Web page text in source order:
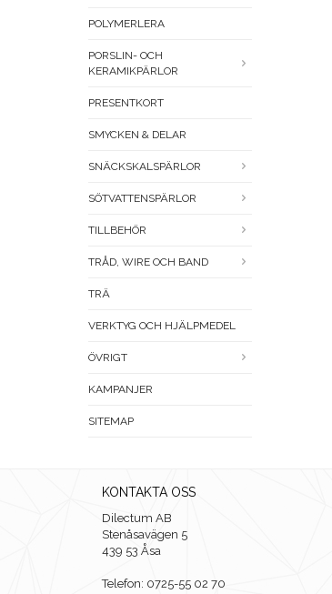
POLYMERLERA
PORSLIN- OCH
KERAMIKPÄRLOR
PRESENTKORT
SMYCKEN & DELAR
SNÄCKSKALSPÄRLOR
SÖTVATTENSPÄRLOR
TILLBEHÖR
TRÅD, WIRE OCH BAND
TRÄ
VERKTYG OCH HJÄLPMEDEL
ÖVRIGT
KAMPANJER
SITEMAP
KONTAKTA OSS
Dilectum AB
Stenåsavägen 5
439 53 Åsa
Telefon: 0725-55 02 70